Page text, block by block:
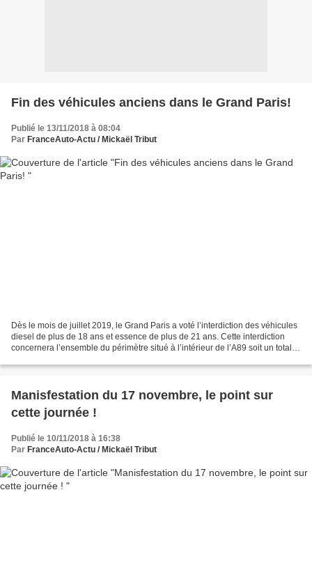
Fin des véhicules anciens dans le Grand Paris!
Publié le 13/11/2018 à 08:04
Par FranceAuto-Actu / Mickaël Tribut
Dès le mois de juillet 2019, le Grand Paris a voté l’interdiction des véhicules
diesel de plus de 18 ans et essence de plus de 21 ans. Cette interdiction
concernera l’ensemble du périmètre situé à l’intérieur de l’A89 soit un total
Manisfestation du 17 novembre, le point sur
cette journée !
Publié le 10/11/2018 à 16:38
Par FranceAuto-Actu / Mickaël Tribut